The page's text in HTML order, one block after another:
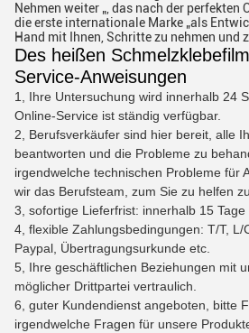
Nehmen weiter „, das nach der
die erste internationale Marke „als
Hand mit Ihnen, Schritte zu nehmen und
Des heißen
Service-Anweisungen
1, Ihre Untersuchung wird innerhalb 24
Online-Service ist ständig verfügbar.
2, Berufsverkäufer sind hier bereit, alle
beantworten und die Probleme zu
irgendwelche technischen Probleme für
wir das Berufsteam, zum Sie zu helfen
3, sofortige Lieferfrist: innerhalb 15
4, flexible Zahlungsbedingungen: T/T, L/
Paypal, Übertragungsurkunde etc.
5, Ihre geschäftlichen Beziehungen mit
möglicher Drittpartei vertraulich.
6, guter Kundendienst angeboten, bitte
irgendwelche Fragen für unsere